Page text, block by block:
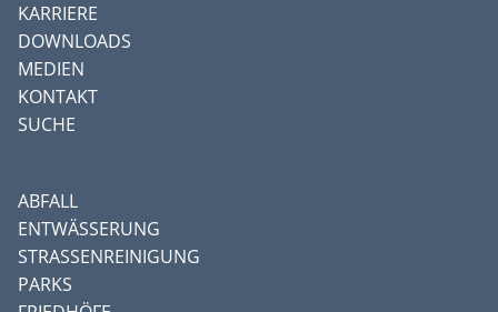
KARRIERE
DOWNLOADS
MEDIEN
KONTAKT
SUCHE
ABFALL
ENTWÄSSERUNG
STRASSENREINIGUNG
PARKS